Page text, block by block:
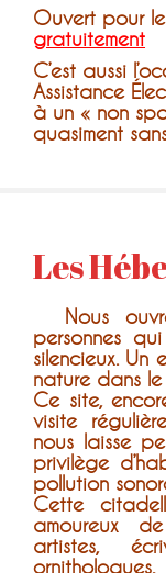
Ouvert pour
gratuitement
C’est aussi
Assistance
à un « non
quasiment
Les
Nous
personnes
silencieux. Un
nature dans
Ce site,
visite
nous laisse
privilège
pollution
Cette
amoureux
artistes,